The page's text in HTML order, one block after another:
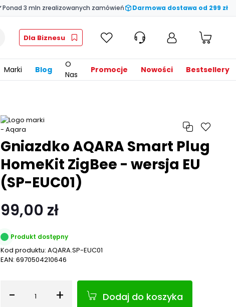
Ponad 3 mln zrealizowanych zamówień Darmowa dostawa od 299 zł
Dla Biznesu
Marki Blog
O
Nas
Promocje Nowości Bestsellery
Gniazdko AQARA Smart Plug
HomeKit ZigBee - wersja EU
(SP-EUC01)
99,00 zł
Produkt dostępny
Kod produktu: AQARA.SP-EUC01
EAN: 6970504210646
- Ilość + Dodaj do koszyka